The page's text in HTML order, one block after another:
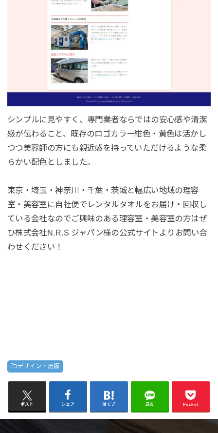
シンプルに見やすく、専門業者ならではの安心感や清潔
感が伝わること、既存のロゴカラー紺色・黄色は活かし
つつ美容師の方にも親近感を持っていただけるような柔
らかい配色としました。
東京・埼玉・神奈川・千葉・茨城と幅広い地域の理容
室・美容室に自社便でレンタルタオルをお届け・回収し
ている会社なのでご興味のある理容室・美容室の方はぜ
ひ株式会社N.R.S ジャパン様の公式サイトよりお問い合
わせください！
デザイン・出版
ポスト シェア はてブ 送る Pocket